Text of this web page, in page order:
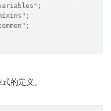
的定义。